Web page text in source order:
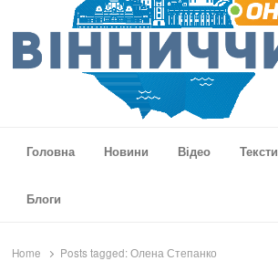
Головна
Новини Відео Тексти
Блоги
Home Posts tagged:Олена Степанко